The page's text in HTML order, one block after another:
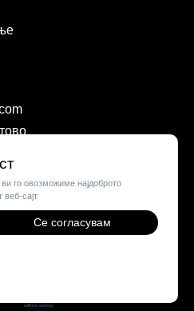
го овозможиме најдоброто
веб-сајт
Се согласувам +